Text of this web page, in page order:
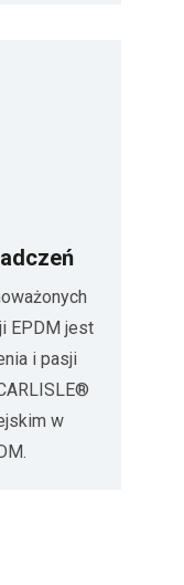
EPDM jest
i pasji
w